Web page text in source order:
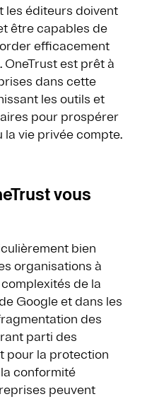
les éditeurs doivent
être capables de
efficacement
est prêt à
dans cette
les outils et
pour prospérer
la vie privée compte.
vous
bien
organisations à
de la
Google et dans les
des
parti des
pour la protection
conformité
peuvent